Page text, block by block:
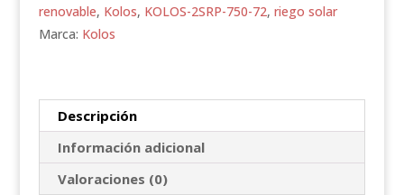
renovable, Kolos, KOLOS-2SRP-750-72, riego solar
Marca: Kolos
Descripción
Información adicional
Valoraciones (0)